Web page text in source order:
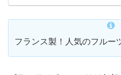
フランス製！人気のフルー